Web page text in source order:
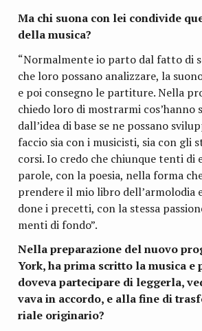
Ma chi suona con lei con­di­vide
della musica?
“Nor­mal­mente io parto dal fatto di
che loro pos­sano ana­liz­zare, la
e poi con­se­gno le par­ti­ture. Nella
chiedo loro di mostrarmi cos’hanno
dall’idea di base se ne pos­sano
fac­cio sia con i musi­ci­sti, sia con gli
corsi. Io credo che chiun­que tenti di
parole, con la poe­sia, nella forma
pren­dere il mio libro dell’armolodia
done i pre­cetti, con la stessa
menti di fondo”.
Nella pre­pa­ra­zione del nuovo
York, ha prima scritto la musica e
doveva par­te­ci­pare di leg­gerla,
vava in accordo, e alla fine di
riale originario?